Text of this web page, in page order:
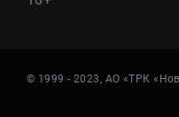
© 1999 - 2023, АО «ТРК